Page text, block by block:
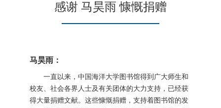
感谢 马昊雨 慷慨捐赠
马昊雨：
一直以来，中国海洋大学图书馆得到广大师生和
校友、社会各界人士及有关团体的大力支持，已经获
得大量捐赠文献。这些慷慨捐赠，支持着图书馆的发